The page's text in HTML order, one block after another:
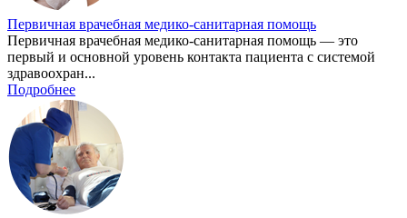
Первичная врачебная медико-санитарная помощь
Первичная врачебная медико-санитарная помощь — это
первый и основной уровень контакта пациента с системой
здравоохран...
Подробнее